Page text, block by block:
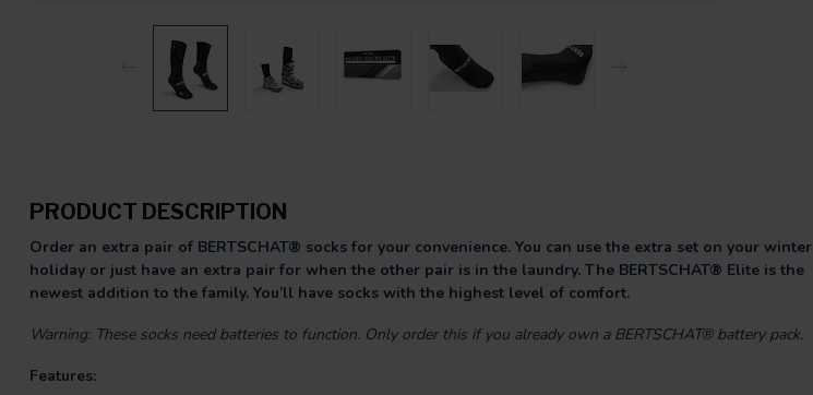
PRODUCT DESCRIPTION
Order an extra pair of BERTSCHAT® socks for your convenience. You can use the extra set on your winter
holiday or just have an extra pair for when the other pair is in the laundry. The BERTSCHAT® Elite is the
newest addition to the family. You’ll have socks with the highest level of comfort.
Warning: These socks need batteries to function. Only order this if you already own a BERTSCHAT® battery pack.
Features: